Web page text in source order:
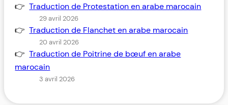
Traduction de Protestation en arabe marocain
29 avril 2026
Traduction de Flanchet en arabe marocain
20 avril 2026
Traduction de Poitrine de bœuf en arabe
marocain
3 avril 2026